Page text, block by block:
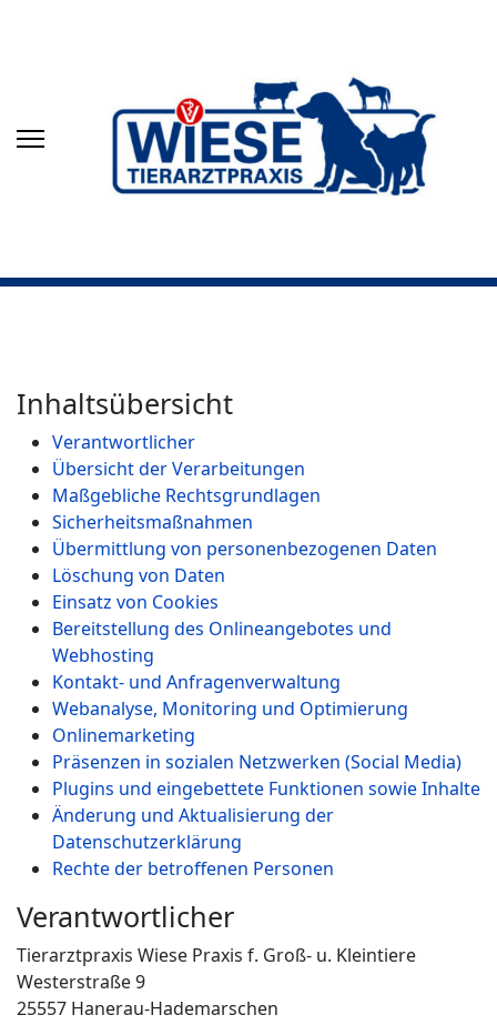
Inhaltsübersicht
Verantwortlicher
Übersicht der Verarbeitungen
Maßgebliche Rechtsgrundlagen
Sicherheitsmaßnahmen
Übermittlung von personenbezogenen Daten
Löschung von Daten
Einsatz von Cookies
Bereitstellung des Onlineangebotes und
Webhosting
Kontakt- und Anfragenverwaltung
Webanalyse, Monitoring und Optimierung
Onlinemarketing
Präsenzen in sozialen Netzwerken (Social Media)
Plugins und eingebettete Funktionen sowie Inhalte
Änderung und Aktualisierung der
Datenschutzerklärung
Rechte der betroffenen Personen
Verantwortlicher
Tierarztpraxis Wiese Praxis f. Groß- u. Kleintiere
Westerstraße 9
25557 Hanerau-Hademarschen